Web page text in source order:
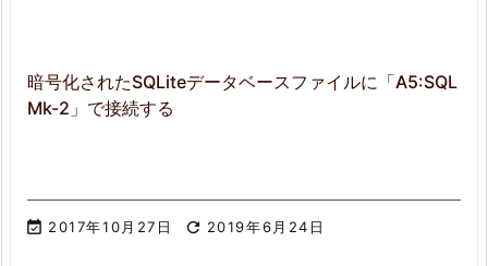
暗号化されたSQLiteデータベースファイルに「A5:SQL
Mk-2」で接続する
 2017年10月27日  2019年6月24日